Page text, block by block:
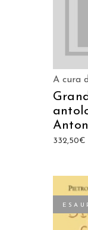
A cura
332,50€